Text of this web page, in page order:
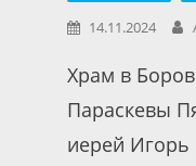
14.11.2024
Храм в
Параскевы
иерей